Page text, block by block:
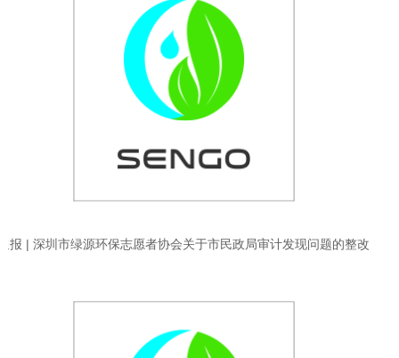
报 | 深圳市绿源环保志愿者协会关于市民政局审计发现问题的整改